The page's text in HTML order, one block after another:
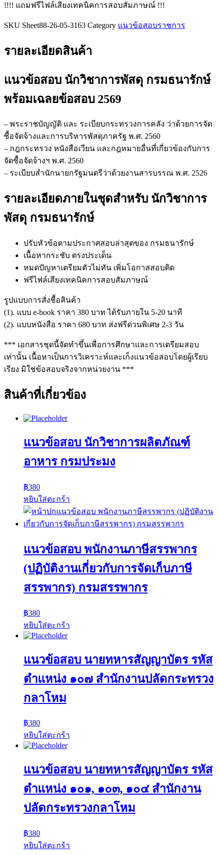
!!!! แถมฟรีไฟล์เสียงเทคนิคการสอบสัมภาษณ์ !!!
SKU Sheet88-26-05-3163 Category แนวข้อสอบราชการ
รายละเอียดสินค้า
แนวข้อสอบ นักวิชาการพัสดุ กรมธนารักษ์
พร้อมเฉลยข้อสอบ 2569
– พระราชบัญญัติ และ ระเบียบกระทรวงการคลัง ว่าด้วยการจัด
ซื้อจัดจ้างและการบริหารพัสดุภาครัฐ พ.ศ. 2560
– กฎกระทรวง หนังสือเวียน และกฎหมายอื่นที่เกี่ยวข้องกับการ
จัดซื้อจัดจ้างฯ พ.ศ. 2560
– ระเบียบสำนักนายกรัฐมนตรีว่าด้วยงานสารบรรณ พ.ศ. 2526
รายละเอียดภายในชุดสำหรับ นักวิชาการ
พัสดุ กรมธนารักษ์
ปรับหัวข้อตามประกาศสอบล่าสุดของ กรมธนารักษ์
เนื้อหากระชับ ตรงประเด็น
หมดปัญหาเตรียมตัวไม่ทัน เพิ่มโอกาสสอบติด
ฟรีไฟล์เสียงเทคนิคการสอบสัมภาษณ์
รูปแบบการสั่งชื้อสินค้า
(1). แบบ e-book ราคา 380 บาท ได้รับภายใน 5-20 นาที
(2). แบบหนังสือ ราคา 680 บาท ส่งฟรีด่วนพิเศษ 2-3 วัน
*** เอกสารชุดนี้จัดทำขึ้นเพื่อการศึกษาและการเตรียมสอบ
เท่านั้น เนื้อหาเป็นการวิเคราะห์และเก็งแนวข้อสอบโดยผู้เรียบ
เรียง มิใช่ข้อสอบจริงจากหน่วยงาน ***
สินค้าที่เกี่ยวข้อง
แนวข้อสอบ นักวิชาการผลิตภัณฑ์
อาหาร กรมประมง
฿380
หยิบใส่ตะกร้า
แนวข้อสอบ พนักงานภาษีสรรพากร
(ปฏิบัติงานเกี่ยวกับการจัดเก็บภาษี
สรรพากร) กรมสรรพากร
฿380
หยิบใส่ตะกร้า
แนวข้อสอบ นายทหารสัญญาบัตร รหัส
ตำแหน่ง ๑๐๗ สำนักงานปลัดกระทรวง
กลาโหม
฿380
หยิบใส่ตะกร้า
แนวข้อสอบ นายทหารสัญญาบัตร รหัส
ตำแหน่ง ๑๐๑, ๑๐๓, ๑๐๔ สำนักงาน
ปลัดกระทรวงกลาโหม
฿380
หยิบใส่ตะกร้า